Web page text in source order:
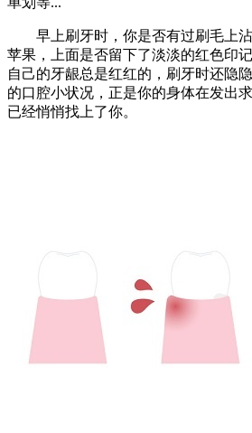
早上刷牙时，你是否有过刷毛上沾
苹果，上面是否留下了淡淡的红色印
自己的牙龈总是红红的，刷牙时还隐
的口腔小状况，正是你的身体在发
已经悄悄找上了你。